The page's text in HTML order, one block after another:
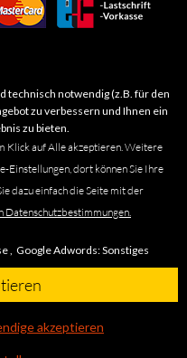
06.2026
Regel nicht als solche kenntlich
bedeutet nicht, dass es
Bilder, Designs, Produkt-
Urheber-, Marken- und
Die Marke Omega führen wir
in Braunschweig, Leipzig und
technisch notwendig (z.B. für den
zu verbessern und Ihnen ein
zu bieten.
Klick auf Alle akzeptieren. Weitere
Einstellungen, dort können Sie Ihre
dazu einfach die Seite mit der
Datenschutzbestimmungen.
, Google Adwords:Sonstiges
akzeptieren